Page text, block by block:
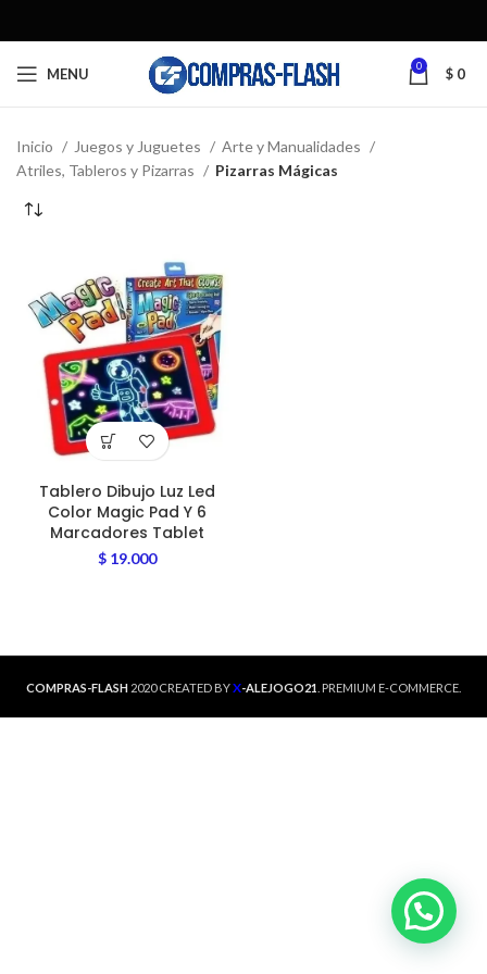
MENU 0 $ 0
Inicio Juegos y Juguetes
Arte y Manualidades
Atriles, Tableros y Pizarras
Pizarras Mágicas
Tablero Dibujo Luz Led
Color Magic Pad Y 6
Marcadores Tablet
$ 19.000
COMPRAS-FLASH 2020 CREATED BYX-ALEJOGO21 . PREMIUM E-COMMERCE.